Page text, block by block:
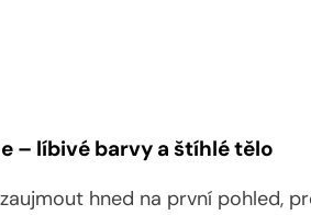
– líbivé barvy a štíhlé tělo
hned na první pohled,